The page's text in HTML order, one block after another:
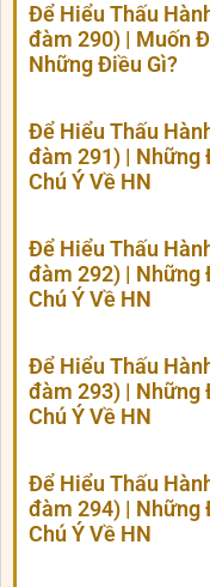
Để Hiểu Thấu
đàm 290) | Muốn
Những Điều Gì?
Để Hiểu Thấu
đàm 291) | Những
Chú Ý Về HN
Để Hiểu Thấu
đàm 292) | Những
Chú Ý Về HN
Để Hiểu Thấu
đàm 293) | Những
Chú Ý Về HN
Để Hiểu Thấu
đàm 294) | Những
Chú Ý Về HN